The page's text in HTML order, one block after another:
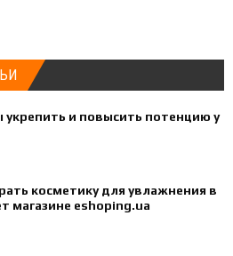
укрепить и повысить потенцию у
косметику для увлажнения в
магазине eshoping.ua